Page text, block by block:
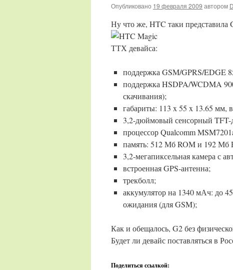
Опубликовано 19 февраля 2009 автором
Ну что же, HTC таки представила
ТТХ девайса:
поддержка GSM/GPRS/EDGE
поддержка HSDPA/WCDMA
скачивания);
габариты: 113 x 55 x 13.65 мм,
3,2-дюймовый сенсорный TFT-
процессор Qualcomm
память: 512 Мб ROM и 192 Мб
3,2-мегапиксельная камера с
встроенная GPS-антенна;
трекболл;
аккумулятор на 1340 мАч: до
ожидания (для GSM);
Как и обещалось, G2 без
Будет ли девайс поставляться в
Поделиться ссылкой: